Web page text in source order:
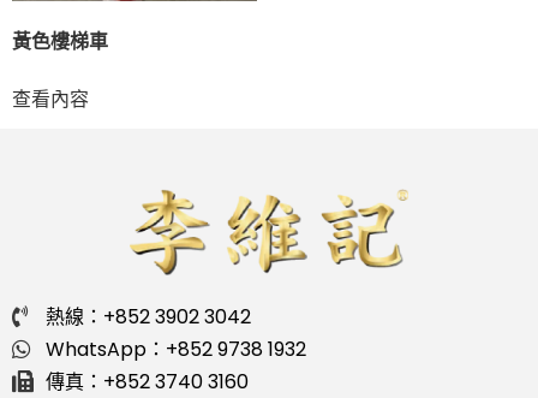
黃色樓梯車
查看內容
熱線：+852 3902 3042
WhatsApp：+852 9738 1932
傳真：+852 3740 3160